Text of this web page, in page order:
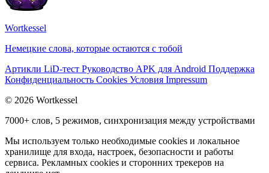
Wortkessel
Немецкие слова, которые остаются с тобой
Артикли LiD-тест Руководство APK для Android Поддержка
Конфиденциальность Cookies Условия Impressum
© 2026 Wortkessel
7000+ слов, 5 режимов, синхронизация между устройствами
Мы используем только необходимые cookies и локальное
хранилище для входа, настроек, безопасности и работы
сервиса. Рекламных cookies и сторонних трекеров на